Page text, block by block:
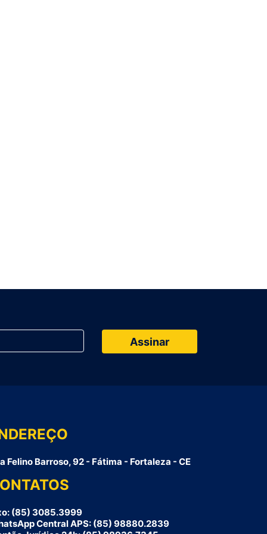
Felino Barroso, 92 - Fátima - Fortaleza - CE
(85) 3085.3999
Central APS: (85) 98880.2839